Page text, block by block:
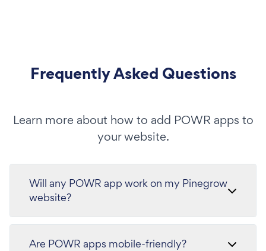
Frequently Asked Questions
Learn more about how to add POWR apps to
your website.
Will any POWR app work on my Pinegrow
website?
Are POWR apps mobile-friendly?